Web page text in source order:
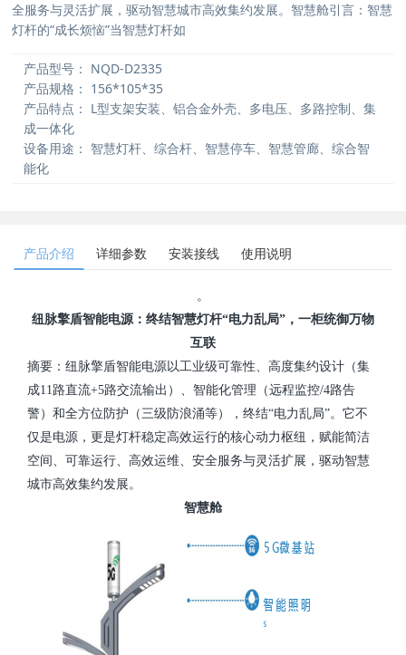
全服务与灵活扩展，驱动智慧城市高效集约发展。智慧舱引言：智慧
灯杆的“成长烦恼”当智慧灯杆如
产品型号： NQD-D2335
产品规格： 156*105*35
产品特点： L型支架安装、铝合金外壳、多电压、多路控制、集
成一体化
设备用途： 智慧灯杆、综合杆、智慧停车、智慧管廊、综合智
能化
产品介绍 详细参数 安装接线 使用说明
。
纽脉擎盾智能电源：终结智慧灯杆“电力乱局”，一柜统御万物
互联
摘要： 纽脉擎盾智能电源以工业级可靠性、高度集约设计（集
成11路直流+5路交流输出）、智能化管理（远程监控/4路告
警）和全方位防护（三级防浪涌等），终结“电力乱局”。它不
仅是电源，更是灯杆稳定高效运行的核心动力枢纽，赋能简洁
空间、可靠运行、高效运维、安全服务与灵活扩展，驱动智慧
城市高效集约发展。
智慧舱